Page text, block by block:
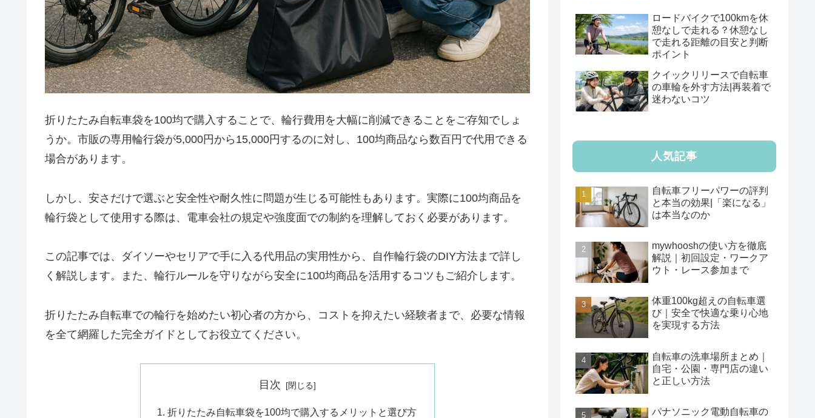
折りたたみ自転車袋を100均で購入することで、輪行費用を大幅に削減できることをご存知でしょ
うか。市販の専用輪行袋が5,000円から15,000円するのに対し、100均商品なら数百円で代用できる
場合があります。
しかし、安さだけで選ぶと安全性や耐久性に問題が生じる可能性もあります。実際に100均商品を
輪行袋として使用する際は、電車会社の規定や強度面での制約を理解しておく必要があります。
この記事では、ダイソーやセリアで手に入る代用品の実用性から、自作輪行袋のDIY方法まで詳し
く解説します。また、輪行ルールを守りながら安全に100均商品を活用するコツもご紹介します。
折りたたみ自転車での輪行を始めたい初心者の方から、コストを抑えたい経験者まで、必要な情報
を全て網羅した完全ガイドとしてお役立てください。
目次
折りたたみ自転車袋を100均で購入するメリットと選び方
ロードバイクで100kmを休
憩なしで走れる？休憩なし
で走れる距離の目安と判断
ポイント
クイックリリースで自転車
の車輪を外す方法|再装着で
迷わないコツ
人気記事
自転車フリーパワーの評判
と本当の効果|「楽になる」
は本当なのか
mywhooshの使い方を徹底
解説｜初回設定・ワークア
ウト・レース参加まで
体重100kg超えの自転車選
び｜安全で快適な乗り心地
を実現する方法
自転車の洗車場所まとめ｜
自宅・公園・専門店の違い
と正しい方法
パナソニック電動自転車の